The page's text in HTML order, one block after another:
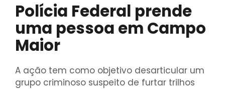
Polícia Federal prende
uma pessoa em Campo
Maior
A ação tem como objetivo desarticular um
grupo criminoso suspeito de furtar trilhos